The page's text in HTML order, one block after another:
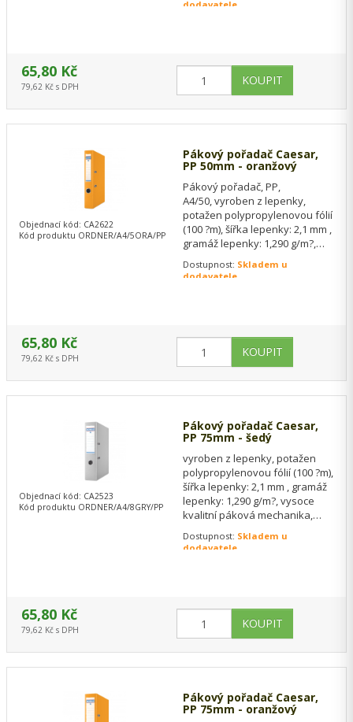
dodavatele
65,80 Kč
79,62 Kč s DPH
Pákový pořadač Caesar,
PP 50mm - oranžový
Pákový pořadač, PP,
A4/50, vyroben z lepenky,
potažen polypropylenovou fólií
(100 ?m), šířka lepenky: 2,1 mm ,
gramáž lepenky: 1,290 g/m?,
mechanika,…
Dostupnost: Skladem u
dodavatele
Objednací kód: CA2622
Kód produktu ORDNER/A4/5ORA/PP
65,80 Kč
79,62 Kč s DPH
Pákový pořadač Caesar,
PP 75mm - šedý
vyroben z lepenky, potažen
polypropylenovou fólií (100 ?m),
šířka lepenky: 2,1 mm , gramáž
lepenky: 1,290 g/m?, vysoce
kvalitní páková mechanika,
Dostupnost: Skladem u
dodavatele
Objednací kód: CA2523
Kód produktu ORDNER/A4/8GRY/PP
65,80 Kč
79,62 Kč s DPH
Pákový pořadač Caesar,
PP 75mm - oranžový